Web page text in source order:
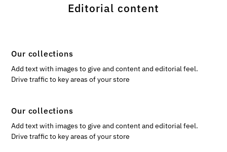
Editorial content
Our collections
Add text with images to give and content and editorial feel.
Drive traffic to key areas of your store
Our collections
Add text with images to give and content and editorial feel.
Drive traffic to key areas of your store